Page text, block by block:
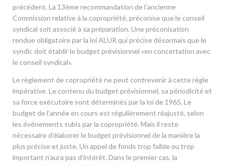
précédent. La 13ème recommandation de l’ancienne
Commission relative à la copropriété, préconise que le conseil
syndical soit associé à sa préparation. Une préconisation
rendue obligatoire par la loi ALUR qui précise désormais que le
syndic doit établir le budget prévisionnel «en concertation avec
le conseil syndical».
Le règlement de copropriété ne peut contrevenir à cette règle
impérative. Le contenu du budget prévisionnel, sa périodicité et
sa force exécutoire sont déterminés par la loi de 1965. Le
budget de l’année en cours est régulièrement réajusté, selon
les événements subis par la copropriété. Mais il reste
nécessaire d’élaborer le budget prévisionnel de la manière la
plus précise et juste. Un appel de fonds trop faible ou trop
important n’aura pas d’intérêt. Dans le premier cas, la